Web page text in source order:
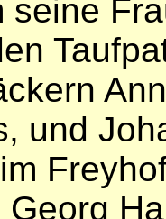
seine
und
Georg